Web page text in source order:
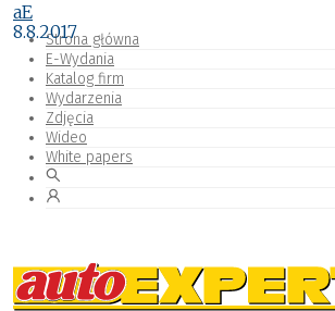
Strona główna
E-Wydania
Katalog firm
Wydarzenia
Zdjęcia
Wideo
White papers
aE
8.8.2017